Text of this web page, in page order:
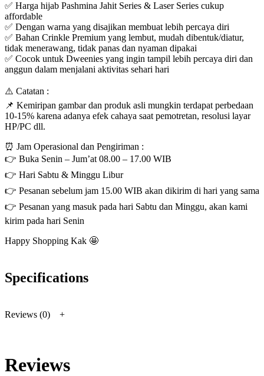
✅ Harga hijab Pashmina Jahit Series & Laser Series cukup
affordable
✅ Dengan warna yang disajikan membuat lebih percaya diri
✅ Bahan Crinkle Premium yang lembut, mudah dibentuk/diatur,
tidak menerawang, tidak panas dan nyaman dipakai
✅ Cocok untuk Dweenies yang ingin tampil lebih percaya diri dan
anggun dalam menjalani aktivitas sehari hari
⚠️ Catatan :
📌 Kemiripan gambar dan produk asli mungkin terdapat perbedaan
10-15% karena adanya efek cahaya saat pemotretan, resolusi layar
HP/PC dll.
⏰ Jam Operasional dan Pengiriman :
👉 Buka Senin – Jum’at 08.00 – 17.00 WIB
👉 Hari Sabtu & Minggu Libur
👉 Pesanan sebelum jam 15.00 WIB akan dikirim di hari yang sama
👉 Pesanan yang masuk pada hari Sabtu dan Minggu, akan kami
kirim pada hari Senin
Happy Shopping Kak 🤩
Specifications
Reviews (0)
Reviews